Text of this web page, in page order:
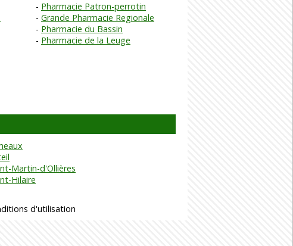
Pharmacie Patron-perrotin
Grande Pharmacie Regionale
Pharmacie du Bassin
Pharmacie de la Leuge
Martin-d'Ollières
Hilaire
d'utilisation